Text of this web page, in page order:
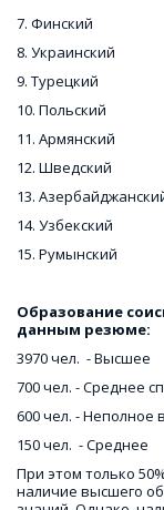
7. Финский
8. Украинский
9. Турецкий
10. Польский
11. Армянский
12. Шведский
13.
14. Узбекский
15. Румынский
Образование
данным резюме:
3970 чел.  - Высшее
700 чел. - Среднее
600 чел. - Неполное
150 чел.  - Среднее
При этом только
наличие высшего